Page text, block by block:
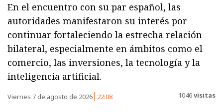
En el encuentro con su par español, las
autoridades manifestaron su interés por
continuar fortaleciendo la estrecha relación
bilateral, especialmente en ámbitos como el
comercio, las inversiones, la tecnología y la
inteligencia artificial.
Viernes 7 de agosto de 2026 22:08 1046visitas